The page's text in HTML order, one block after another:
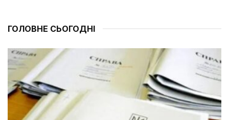
ГОЛОВНЕ СЬОГОДНІ